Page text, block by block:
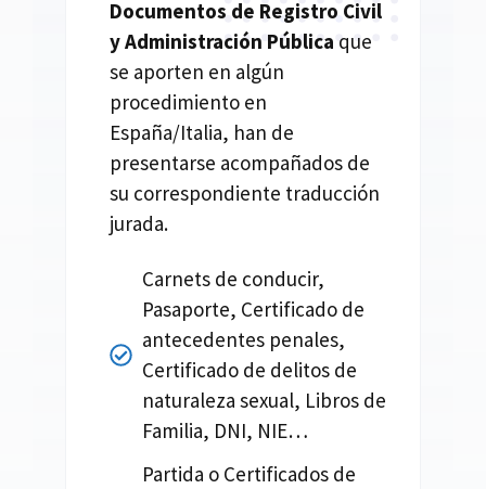
Documentos de Registro Civil
y Administración Pública que
se aporten en algún
procedimiento en
España/Italia, han de
presentarse acompañados de
su correspondiente traducción
jurada.
Carnets de conducir,
Pasaporte, Certificado de
antecedentes penales,
Certificado de delitos de
naturaleza sexual, Libros de
Familia, DNI, NIE…
Partida o Certificados de